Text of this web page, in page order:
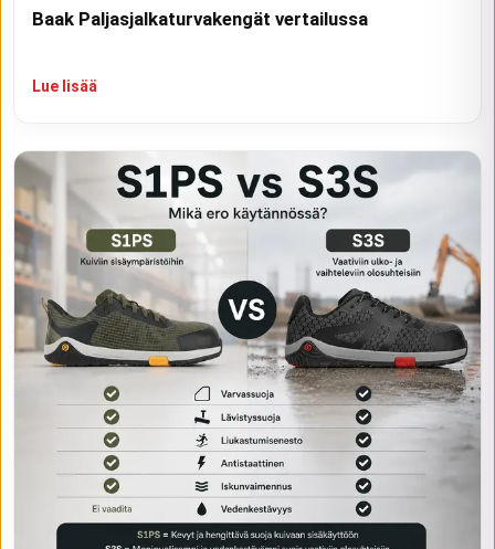
Baak Paljasjalkaturvakengät vertailussa
Lue lisää